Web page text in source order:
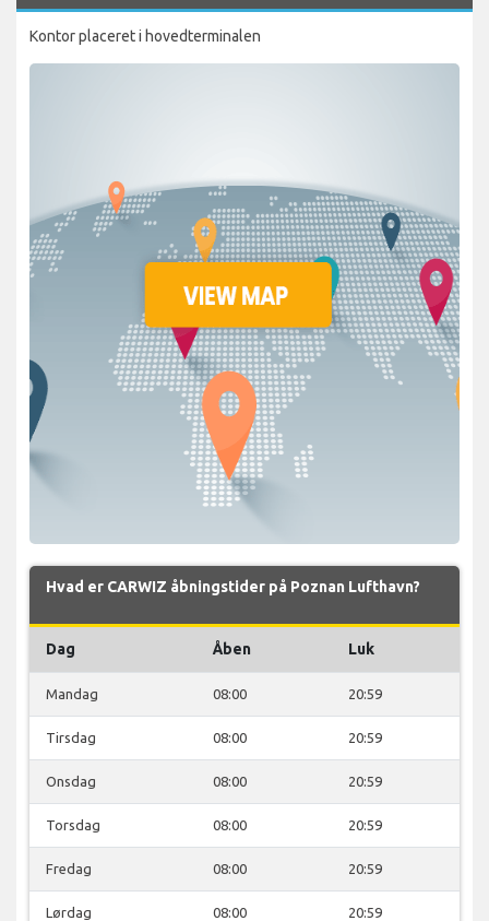
Kontor placeret i hovedterminalen
Hvad er CARWIZ åbningstider på Poznan Lufthavn?
Dag Åben Luk
Mandag 08:00 20:59
Tirsdag 08:00 20:59
Onsdag 08:00 20:59
Torsdag 08:00 20:59
Fredag 08:00 20:59
Lørdag 08:00 20:59